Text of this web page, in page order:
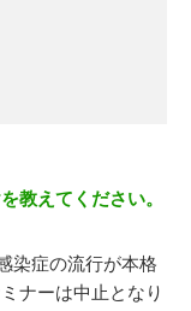
教えてください。
染症の流行が本格
ナーは中止となり